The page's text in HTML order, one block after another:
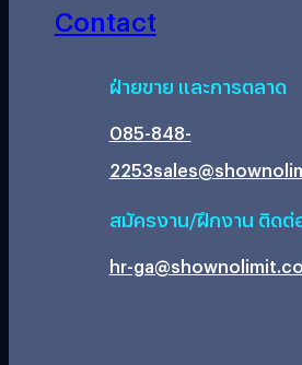
Contact
ฝ่ายขาย และการตลาด
085-848-
2253
สมัครงาน/ฝึกงาน ติดต่
hr-